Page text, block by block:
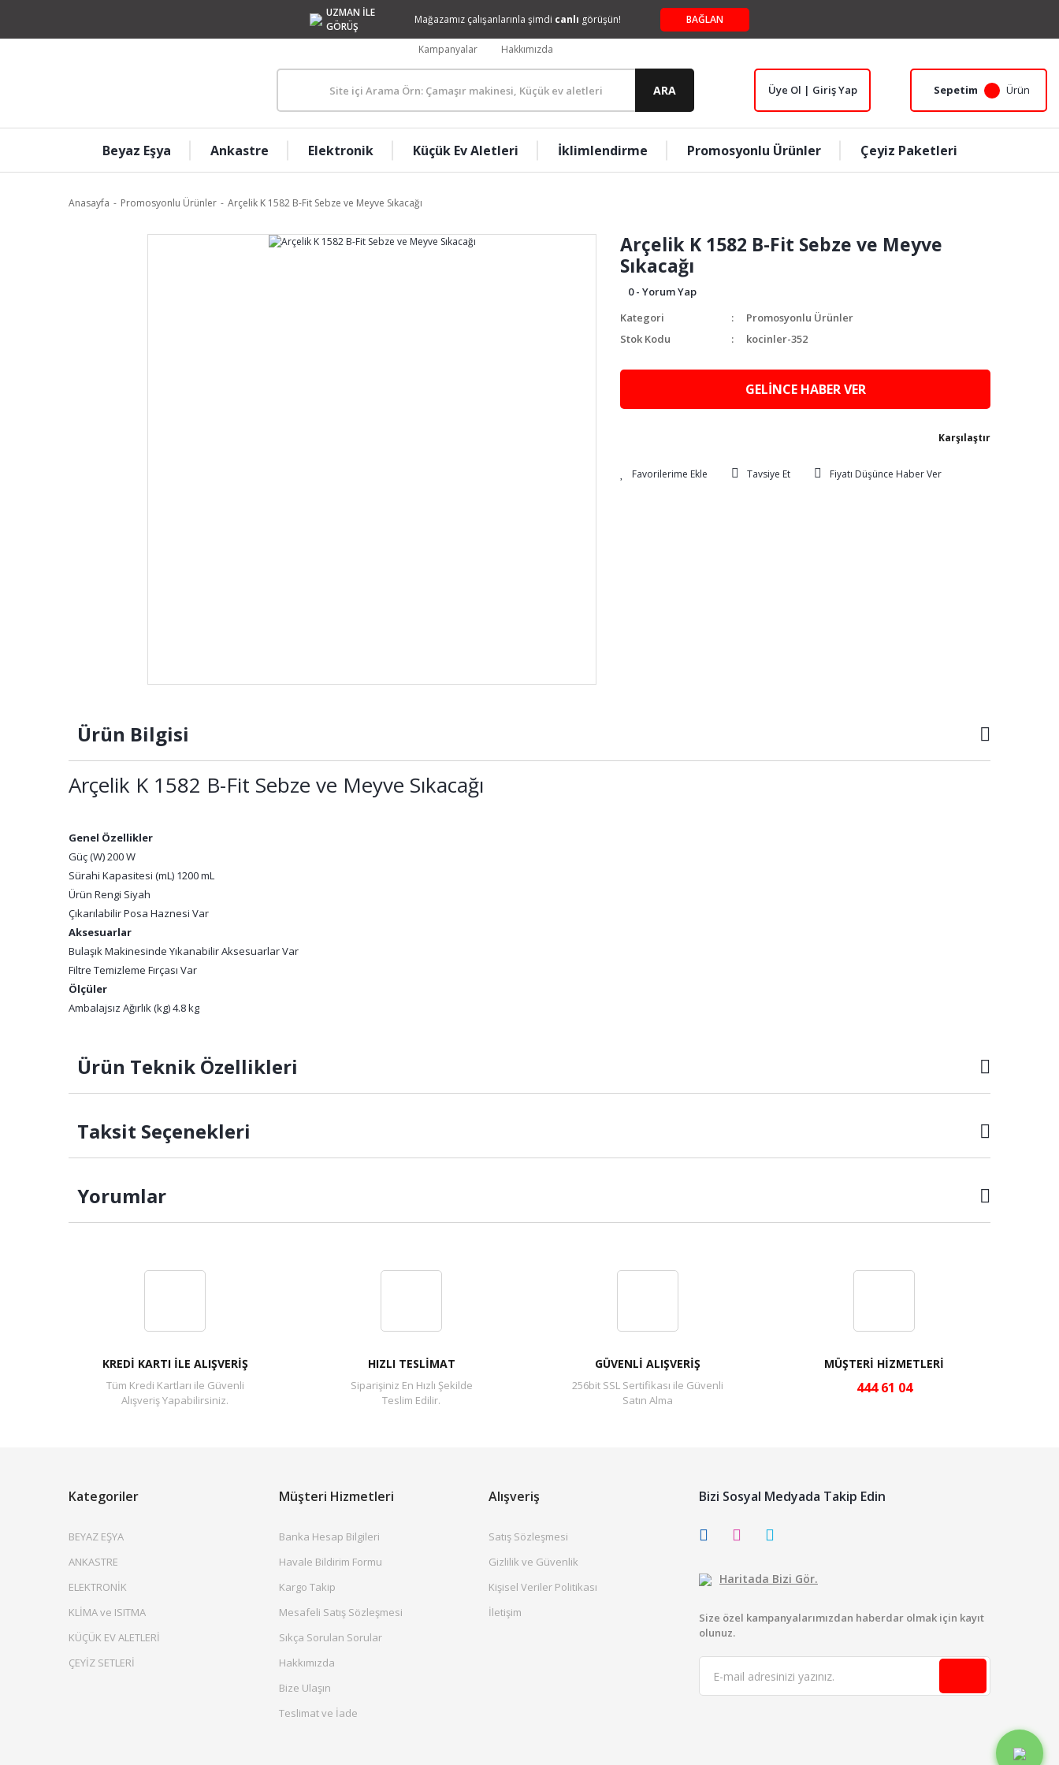
UZMAN İLE
GÖRÜŞ
Mağazamız çalışanlarınla şimdi canlı görüşün! BAĞLAN
Kampanyalar Hakkımızda
ARA Üye Ol | Giriş Yap Sepetim Ürün
Beyaz Eşya Ankastre Elektronik Küçük Ev Aletleri İklimlendirme Promosyonlu Ürünler Çeyiz Paketleri
Anasayfa Promosyonlu Ürünler Arçelik K 1582 B-Fit Sebze ve Meyve Sıkacağı
Arçelik K 1582 B-Fit Sebze ve Meyve
Sıkacağı
0 - Yorum Yap
Kategori
Promosyonlu Ürünler
Stok Kodu
kocinler-352
GELİNCE HABER VER
Karşılaştır
Tavsiye Et Fiyatı Düşünce Haber Ver
Ürün Bilgisi
Arçelik K 1582 B-Fit Sebze ve Meyve Sıkacağı
Genel Özellikler
Güç (W)200 W
Sürahi Kapasitesi (mL) 1200 mL
Ürün Rengi Siyah
Çıkarılabilir Posa Haznesi Var
Aksesuarlar
Bulaşık Makinesinde Yıkanabilir AksesuarlarVar
Filtre Temizleme Fırçası Var
Ölçüler
Ambalajsız Ağırlık (kg)4.8 kg
Ürün Teknik Özellikleri
Taksit Seçenekleri
Yorumlar
KREDİ KARTI İLE ALIŞVERİŞ
Tüm Kredi Kartları ile Güvenli
Alışveriş Yapabilirsiniz.
HIZLI TESLİMAT
Siparişiniz En Hızlı Şekilde
Teslim Edilir.
GÜVENLİ ALIŞVERİŞ
256bit SSL Sertifikası ile Güvenli
Satın Alma
MÜŞTERİ HİZMETLERİ
444 61 04
Kategoriler
BEYAZ EŞYA
ANKASTRE
ELEKTRONİK
KLİMA ve ISITMA
KÜÇÜK EV ALETLERİ
ÇEYİZ SETLERİ
Müşteri Hizmetleri
Banka Hesap Bilgileri
Havale Bildirim Formu
Kargo Takip
Mesafeli Satış Sözleşmesi
Sıkça Sorulan Sorular
Hakkımızda
Bize Ulaşın
Teslimat ve İade
Alışveriş
Satış Sözleşmesi
Gizlilik ve Güvenlik
Kişisel Veriler Politikası
İletişim
Bizi Sosyal Medyada Takip Edin
Haritada Bizi Gör.
Size özel kampanyalarımızdan haberdar olmak için kayıt
olunuz.